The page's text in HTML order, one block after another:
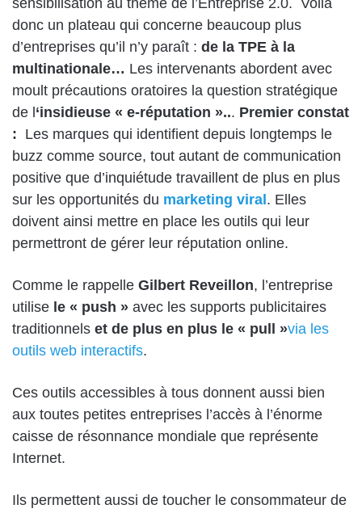
sensibilisation au thème de l’Entreprise 2.0. Voilà
donc un plateau qui concerne beaucoup plus
d’entreprises qu’il n’y paraît : de la TPE à la
multinationale… Les intervenants abordent avec
moult précautions oratoires la question stratégique
de l ‘insidieuse « e-réputation »... Premier constat
: Les marques qui identifient depuis longtemps le
buzz comme source, tout autant de communication
positive que d’inquiétude travaillent de plus en plus
sur les opportunités du marketing viral . Elles
doivent ainsi mettre en place les outils qui leur
permettront de gérer leur réputation online.
Comme le rappelle Gilbert Reveillon, l’entreprise
utilise le « push » avec les supports publicitaires
traditionnels et de plus en plus le « pull »via les
outils web interactifs.
Ces outils accessibles à tous donnent aussi bien
aux toutes petites entreprises l’accès à l’énorme
caisse de résonnance mondiale que représente
Internet.
Ils permettent aussi de toucher le consommateur de